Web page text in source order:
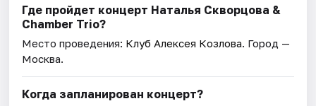
Где пройдет концерт Наталья Скворцова &
Chamber Trio?
Место проведения: Клуб Алексея Козлова. Город —
Москва.
Когда запланирован концерт?